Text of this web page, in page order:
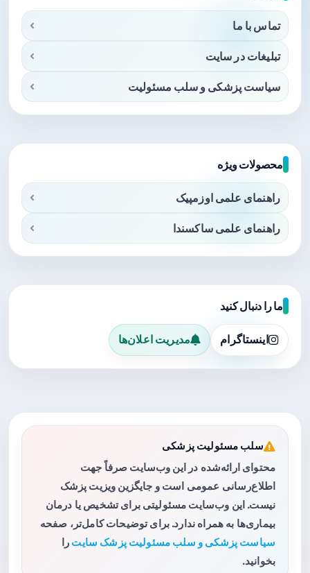
تماس با ما
تبلیغات در سایت
سیاست پزشکی و سلب مسئولیت
محصولات ویژه
راهنمای علمی اوزمپیک
راهنمای علمی ساکسندا
ما را دنبال کنید
اینستاگرام مدیریت اعلان‌ها
سلب مسئولیت پزشکی
محتوای ارائه‌شده در این وب‌سایت صرفاً جهت
اطلاع‌رسانی عمومی است و جایگزین ویزیت پزشک
نیست. این وب‌سایت مسئولیتی برای تشخیص یا درمان
بیماری‌ها به همراه ندارد. برای توضیحات کامل‌تر، صفحه
سیاست پزشکی و سلب مسئولیت پزشک سایت را
بخوانید.